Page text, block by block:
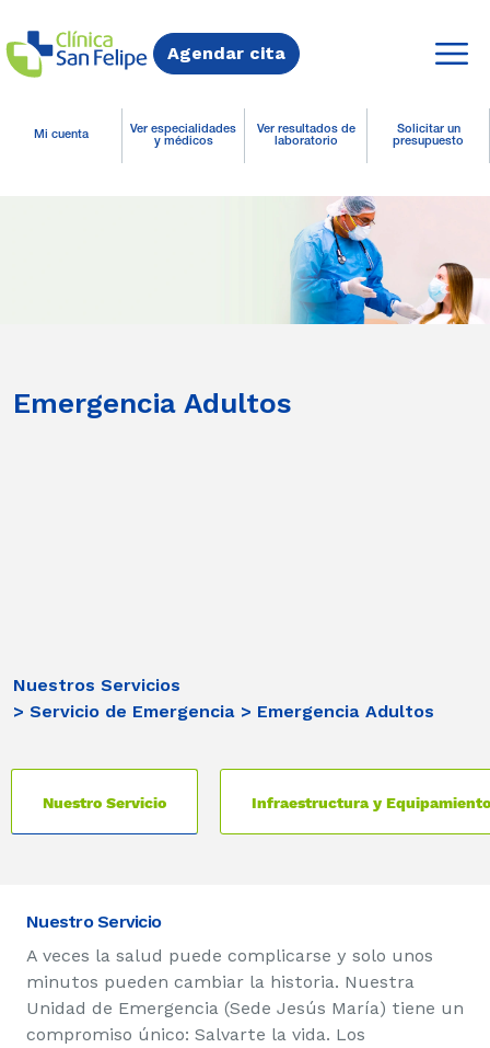
Agendar cita
Mi cuenta
Ver especialidades
y médicos
Ver resultados de
laboratorio
Solicitar un
presupuesto
Emergencia Adultos
Nuestros Servicios
> Servicio de Emergencia > Emergencia Adultos
Nuestro Servicio Infraestructura y Equipamiento
Nuestro Servicio
A veces la salud puede complicarse y solo unos
minutos pueden cambiar la historia. Nuestra
Unidad de Emergencia (Sede Jesús María) tiene un
compromiso único: Salvarte la vida. Los